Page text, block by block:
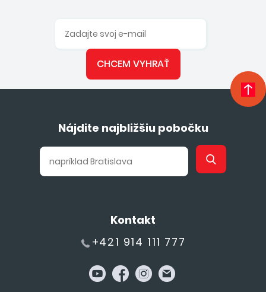
CHCEM VYHRAŤ
Nájdite najbližšiu pobočku
Kontakt
+421 914 111 777